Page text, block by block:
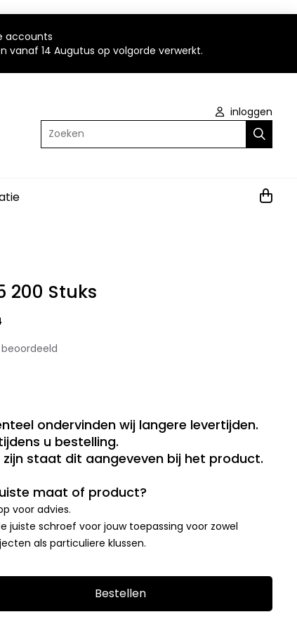
accounts
vanaf 14 Augutus op volgorde verwerkt.
inloggen
Zoeken
200 Stuks
ondervinden wij langere levertijden.
u bestelling.
staat dit aangeveven bij het product.
maat of product?
voor advies.
juiste schroef voor jouw toepassing voor zowel
als particuliere klussen.
Bestellen